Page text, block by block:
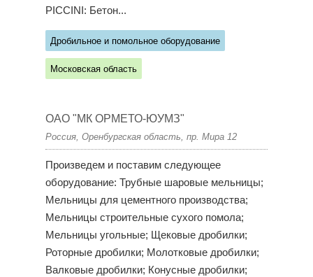
PICCINI: Бетон...
Дробильное и помольное оборудование
Московская область
ОАО "МК ОРМЕТО-ЮУМЗ"
Россия, Оренбургская область, пр. Мира 12
Произведем и поставим следующее
оборудование: Трубные шаровые мельницы;
Мельницы для цементного производства;
Мельницы строительные сухого помола;
Мельницы угольные; Щековые дробилки;
Роторные дробилки; Молотковые дробилки;
Валковые дробилки; Конусные дробилки;